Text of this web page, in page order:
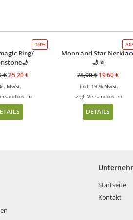
-10%
Ring/
€25,20€
MwSt.
-
Moon and Star
🌙 ⭐️
28,00€ 19,60€
inkl. 19 % MwSt.
zzgl.Versandkosten
DETAILS
Startseite
Kontakt